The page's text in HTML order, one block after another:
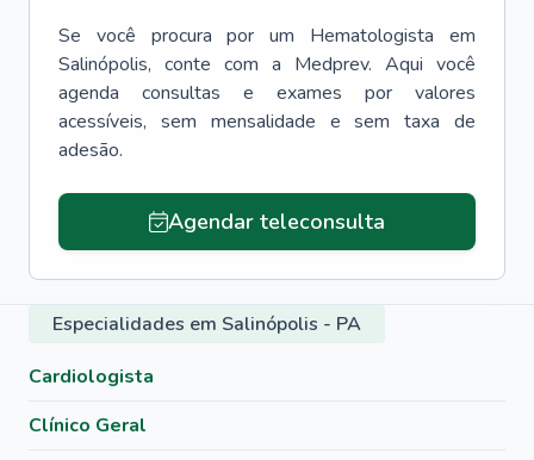
Se você procura por um Hematologista
em
Salinópolis, conte com a Medprev. Aqui você
agenda consultas e exames por valores
acessíveis, sem mensalidade e sem taxa de
adesão.
Agendar teleconsulta
Especialidades em Salinópolis - PA
Cardiologista
Clínico Geral